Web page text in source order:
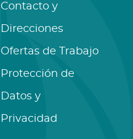
Contacto y
Direcciones
Ofertas de Trabajo
Protección de
Datos y
Privacidad